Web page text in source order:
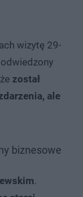
wizytę 29-
został
ale
biznesowe
.